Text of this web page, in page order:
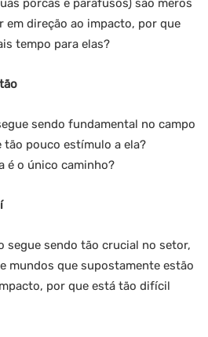
porcas e parafusos) são meros
em direção ao impacto, por que
tempo para elas?
sendo fundamental no campo
pouco estímulo a ela?
é o único caminho?
segue sendo tão crucial no setor,
mundos que supostamente estão
por que está tão difícil